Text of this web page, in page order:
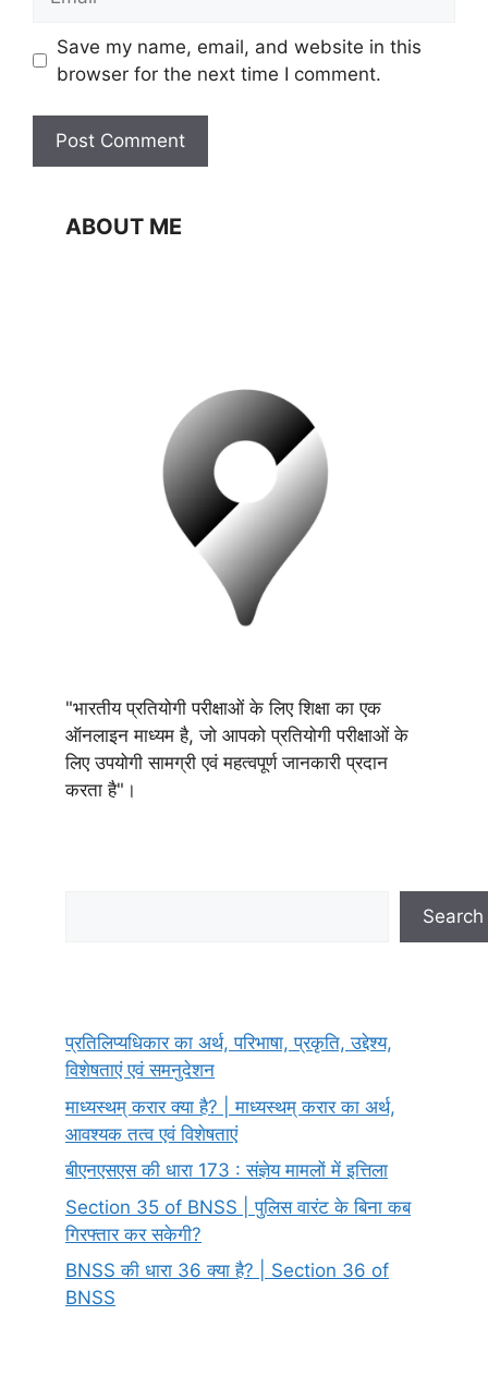
Website
Save my name, email, and website in this
browser for the next time I comment.
ABOUT ME
"भारतीय प्रतियोगी परीक्षाओं के लिए शिक्षा का एक
ऑनलाइन माध्यम है, जो आपको प्रतियोगी परीक्षाओं के
लिए उपयोगी सामग्री एवं महत्वपूर्ण जानकारी प्रदान
करता है"।
Search
प्रतिलिप्यधिकार का अर्थ, परिभाषा, प्रकृति, उद्देश्य,
विशेषताएं एवं समनुदेशन
माध्यस्थम् करार क्या है? | माध्यस्थम् करार का अर्थ,
आवश्यक तत्व एवं विशेषताएं
बीएनएसएस की धारा 173 : संज्ञेय मामलों में इत्तिला
Section 35 of BNSS | पुलिस वारंट के बिना कब
गिरफ्तार कर सकेगी?
BNSS की धारा 36 क्या है? | Section 36 of
BNSS